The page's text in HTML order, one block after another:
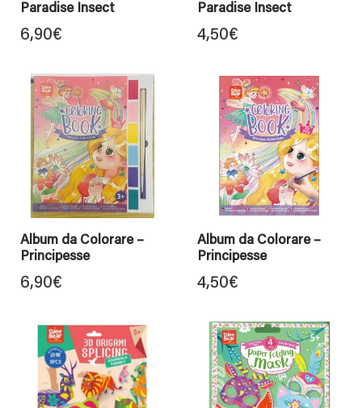
Paradise Insect
6,90€
Paradise Insect
4,50€
Album da Colorare –
Principesse
6,90€
Album da Colorare –
Principesse
4,50€